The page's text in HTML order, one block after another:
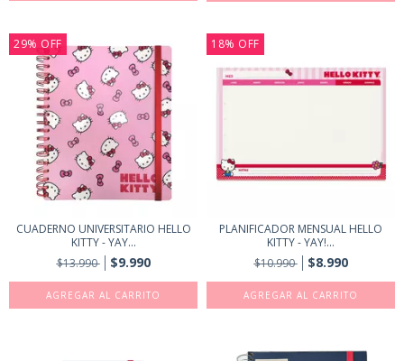
29% OFF
CUADERNO UNIVERSITARIO HELLO
KITTY - YAY...
$13.990
$9.990
18% OFF
PLANIFICADOR MENSUAL HELLO
KITTY - YAY!...
$10.990
$8.990